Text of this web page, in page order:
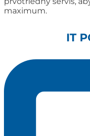
maximum.
IT